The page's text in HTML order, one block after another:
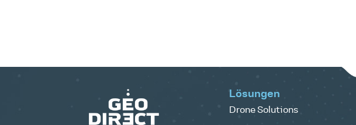
Lösungen
Drone Solutions